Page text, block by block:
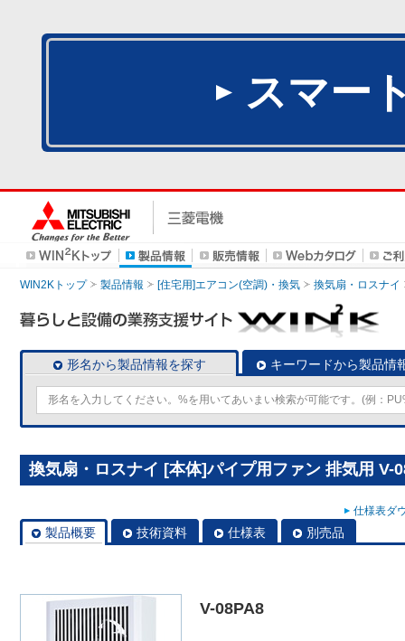
スマー
WIN2Kトップ 製品情報 [住宅用]エアコン(空調)・換気 換気扇・ロスナイ
形名から製品情報を探す キーワードから製品情
換気扇・ロスナイ [本体]パイプ用ファン 排気用 V-
仕様表ダ
製品概要 技術資料 仕様表 別売品
V-08PA8